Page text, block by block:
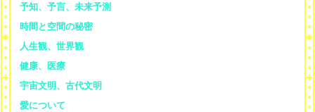
予知、予言、未来予測
時間と空間の秘密
人生観、世界観
健康、医療
宇宙文明、古代文明
愛について